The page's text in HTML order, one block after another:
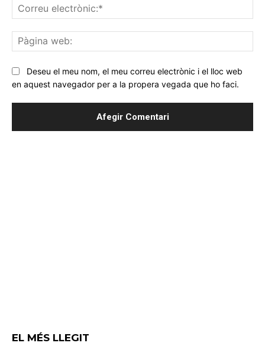
Deseu el meu nom, el meu correu electrònic i el lloc web
en aquest navegador per a la propera vegada que ho faci.
EL MÉS LLEGIT